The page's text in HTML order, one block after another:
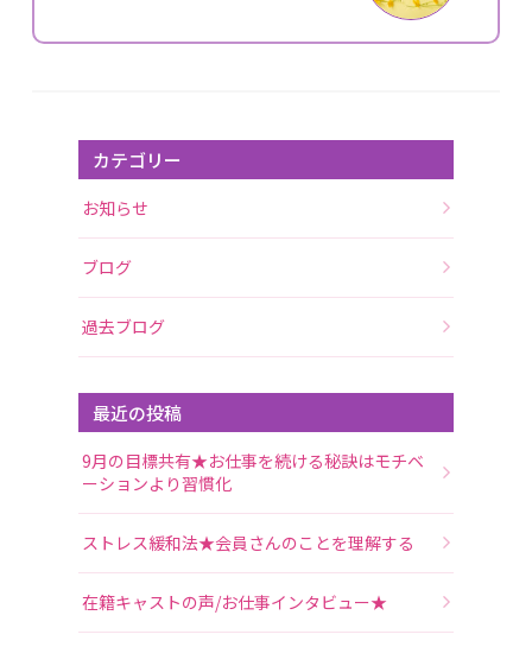
カテゴリー
お知らせ
ブログ
過去ブログ
最近の投稿
9月の目標共有★お仕事を続ける秘訣はモチベ
ーションより習慣化
ストレス緩和法★会員さんのことを理解する
在籍キャストの声/お仕事インタビュー★